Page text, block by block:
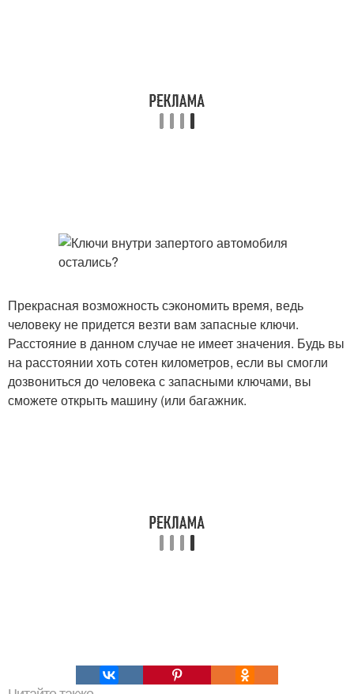
Прекрасная возможность сэкономить время, ведь
человеку не придется везти вам запасные ключи.
Расстояние в данном случае не имеет значения. Будь вы
на расстоянии хоть сотен километров, если вы смогли
дозвониться до человека с запасными ключами, вы
сможете открыть машину (или багажник.